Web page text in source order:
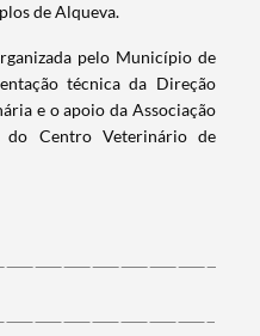
de Alqueva.
pelo Município de
técnica da Direção
e o apoio da Associação
do Centro Veterinário de